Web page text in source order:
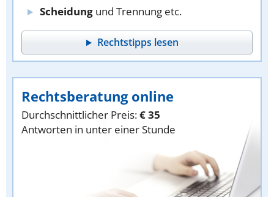
Scheidung und Trennung etc.
Rechtstipps lesen
Rechtsberatung online
Durchschnittlicher Preis:€ 35
Antworten in unter einer Stunde